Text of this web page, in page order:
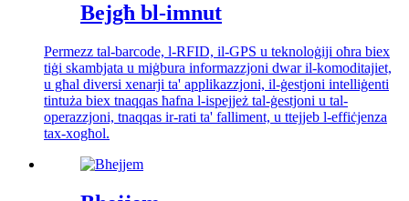
Bejgħ bl-imnut
Permezz tal-barcode, l-RFID, il-GPS u teknoloġiji oħra biex
tiġi skambjata u miġbura informazzjoni dwar il-komoditajiet,
u għal diversi xenarji ta' applikazzjoni, il-ġestjoni intelliġenti
tintuża biex tnaqqas ħafna l-ispejjeż tal-ġestjoni u tal-
operazzjoni, tnaqqas ir-rati ta' falliment, u ttejjeb l-effiċjenza
tax-xogħol.